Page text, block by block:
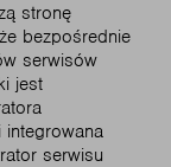
stronę
bezpośrednie
serwisów
jest
serwisu